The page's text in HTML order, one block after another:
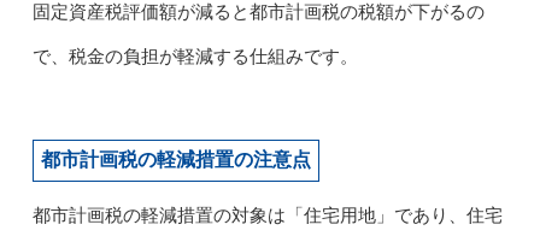
固定資産税評価額が減ると都市計画税の税額が下がるの
で、税金の負担が軽減する仕組みです。
都市計画税の軽減措置の注意点
都市計画税の軽減措置の対象は「住宅用地」であり、住宅